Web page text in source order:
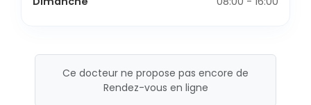
Ce docteur ne propose pas encore de
Rendez-vous en ligne